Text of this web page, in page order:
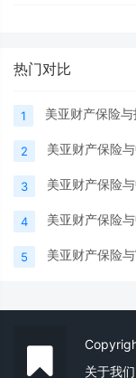
热门对比
1 美亚财产保险
2 美亚财产保险
3 美亚财产保险
4 美亚财产保险
5 美亚财产保险
关于我们